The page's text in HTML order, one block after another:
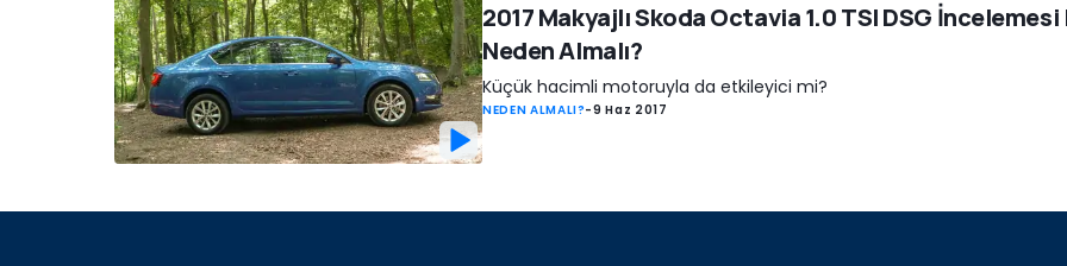
2017 Makyajlı Skoda Octavia 1.0 TSI DSG İncelemesi
Neden Almalı?
Küçük hacimli motoruyla da etkileyici mi?
NEDEN ALMALI?-9 Haz 2017